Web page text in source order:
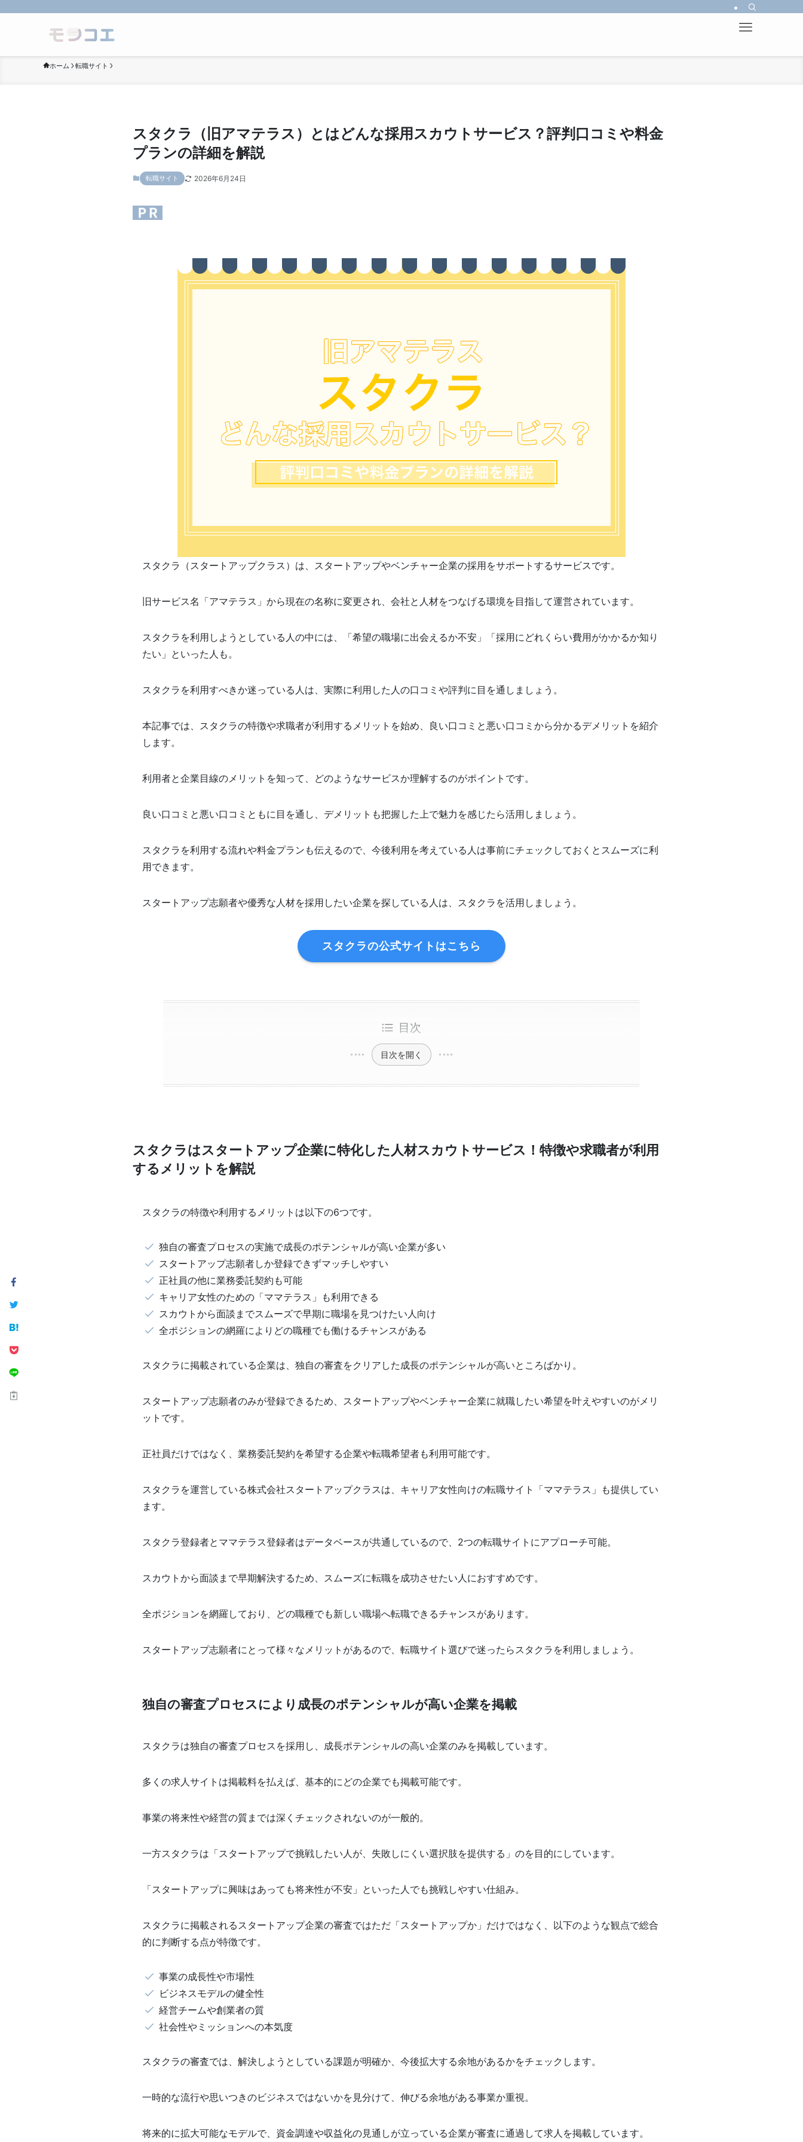
ホーム 転職サイト
スタクラ（旧アマテラス）とはどんな採用スカウトサービス？評判口コミや料金
プランの詳細を解説
転職サイト 2026年6月24日
スタクラ（スタートアップクラス）は、スタートアップやベンチャー企業の採用をサポートするサービスです。
旧サービス名「アマテラス」から現在の名称に変更され、会社と人材をつなげる環境を目指して運営されています。
スタクラを利用しようとしている人の中には、「希望の職場に出会えるか不安」「採用にどれくらい費用がかかるか知り
たい」といった人も。
スタクラを利用すべきか迷っている人は、実際に利用した人の口コミや評判に目を通しましょう。
本記事では、スタクラの特徴や求職者が利用するメリットを始め、良い口コミと悪い口コミから分かるデメリットを紹介
します。
利用者と企業目線のメリットを知って、どのようなサービスか理解するのがポイントです。
良い口コミと悪い口コミともに目を通し、デメリットも把握した上で魅力を感じたら活用しましょう。
スタクラを利用する流れや料金プランも伝えるので、今後利用を考えている人は事前にチェックしておくとスムーズに利
用できます。
スタートアップ志願者や優秀な人材を採用したい企業を探している人は、スタクラを活用しましょう。
スタクラの公式サイトはこちら
目次
目次を開く
スタクラはスタートアップ企業に特化した人材スカウトサービス！特徴や求職者が利用
するメリットを解説
スタクラの特徴や利用するメリットは以下の6つです。
独自の審査プロセスの実施で成長のポテンシャルが高い企業が多い
スタートアップ志願者しか登録できずマッチしやすい
正社員の他に業務委託契約も可能
キャリア女性のための「ママテラス」も利用できる
スカウトから面談までスムーズで早期に職場を見つけたい人向け
全ポジションの網羅によりどの職種でも働けるチャンスがある
スタクラに掲載されている企業は、独自の審査をクリアした成長のポテンシャルが高いところばかり。
スタートアップ志願者のみが登録できるため、スタートアップやベンチャー企業に就職したい希望を叶えやすいのがメリ
ットです。
正社員だけではなく、業務委託契約を希望する企業や転職希望者も利用可能です。
スタクラを運営している株式会社スタートアップクラスは、キャリア女性向けの転職サイト「ママテラス」も提供してい
ます。
スタクラ登録者とママテラス登録者はデータベースが共通しているので、2つの転職サイトにアプローチ可能。
スカウトから面談まで早期解決するため、スムーズに転職を成功させたい人におすすめです。
全ポジションを網羅しており、どの職種でも新しい職場へ転職できるチャンスがあります。
スタートアップ志願者にとって様々なメリットがあるので、転職サイト選びで迷ったらスタクラを利用しましょう。
独自の審査プロセスにより成長のポテンシャルが高い企業を掲載
スタクラは独自の審査プロセスを採用し、成長ポテンシャルの高い企業のみを掲載しています。
多くの求人サイトは掲載料を払えば、基本的にどの企業でも掲載可能です。
事業の将来性や経営の質までは深くチェックされないのが一般的。
一方スタクラは「スタートアップで挑戦したい人が、失敗しにくい選択肢を提供する」のを目的にしています。
「スタートアップに興味はあっても将来性が不安」といった人でも挑戦しやすい仕組み。
スタクラに掲載されるスタートアップ企業の審査ではただ「スタートアップか」だけではなく、以下のような観点で総合
的に判断する点が特徴です。
事業の成長性や市場性
ビジネスモデルの健全性
経営チームや創業者の質
社会性やミッションへの本気度
スタクラの審査では、解決しようとしている課題が明確か、今後拡大する余地があるかをチェックします。
一時的な流行や思いつきのビジネスではないかを見分けて、伸びる余地がある事業か重視。
将来的に拡大可能なモデルで、資金調達や収益化の見通しが立っている企業が審査に通過して求人を掲載しています。